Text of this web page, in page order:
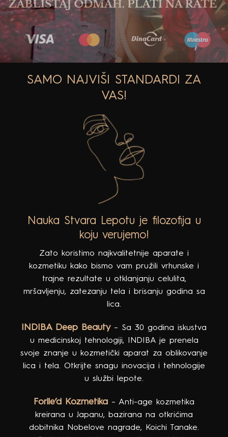
SAMO NAJVIŠI STANDARDI ZA
VAS!
Nauka Stvara Lepotu je filozofija u
koju verujemo!
Zato koristimo najkvalitetnije aparate i
kozmetiku kako bismo vam pružili vrhunske i
trajne rezultate u otklanjanju celulita,
mršavljenju, zatezanju tela i brisanju godina sa
INDIBA Deep Beauty– Sa 30 godina iskustva
u medicinskoj tehnologiji, INDIBA je prenela
svoje znanje u kozmetički aparat za oblikovanje
lica i tela. Otkrijte snagu inovacija i tehnologije
u službi lepote.
Forlle’d Kozmetika – Anti-age kozmetika
kreirana u Japanu, bazirana na otkrićima